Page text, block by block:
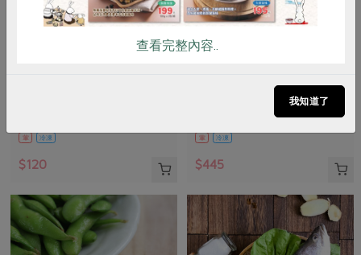
葷 冷凍
$120
鑫溶實業股份有限公司
660公克/2片(含包冰率10~12%)
葷 冷凍
$445
查看完整內容..
我知道了